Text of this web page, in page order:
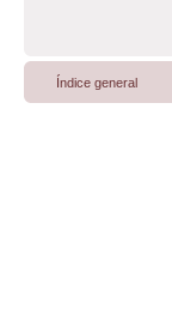
Índice general